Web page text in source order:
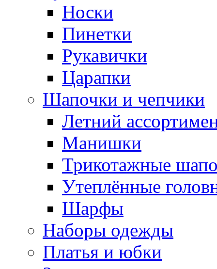
Носки
Пинетки
Рукавички
Царапки
Шапочки и чепчики
Летний
Манишки
Трикотажные
Утеплённые
Шарфы
Наборы одежды
Платья и юбки